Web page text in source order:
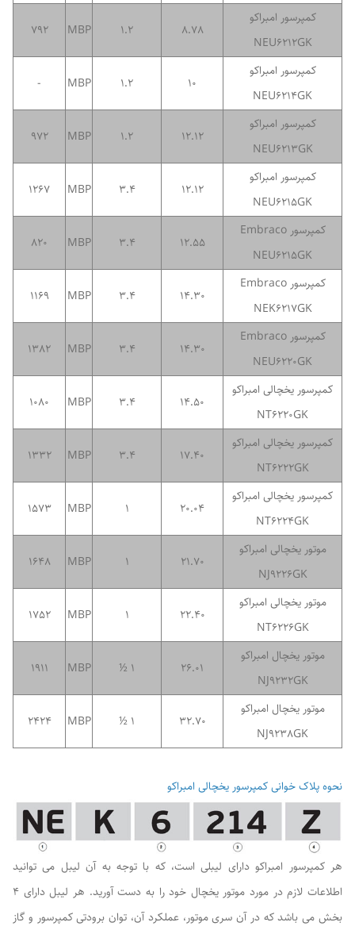
کمپرسور امبراکو
NEU6212GK
8.78
1.2
MBP
792
کمپرسور امبراکو
NEU6214GK
10
1.2
MBP
-
کمپرسور امبراکو
NEU6213GK
12.12
1.2
MBP
972
کمپرسور امبراکو
NEU6215GK
12.12
3.4
MBP
1267
کمپرسور Embraco
NEU6215GK
12.55
3.4
MBP
820
کمپرسور Embraco
NEK6217GK
14.30
3.4
MBP
1169
کمپرسور Embraco
NEU6220GK
14.30
3.4
MBP
1382
کمپرسور یخچالی امبراکو
NT6220GK
14.50
3.4
MBP
1080
کمپرسور یخچالی امبراکو
NT6222GK
17.40
3.4
MBP
1332
کمپرسور یخچالی امبراکو
NT6224GK
20.04
1
MBP
1573
موتور یخچالی امبراکو
NJ9226GK
21.70
1
MBP
1648
موتور یخچالی امبراکو
NT6226GK
22.40
1
MBP
1752
موتور یخچال امبراکو
NJ9232GK
26.01
1 ½
MBP
1911
موتور یخچال امبراکو
NJ9238GK
32.70
1 ½
MBP
2424
نحوه پلاک خوانی کمپرسور یخچالی امبراکو
هر کمپرسور امبراکو دارای لیبلی است، که با توجه به آن لیبل می توانید
اطلاعات لازم در مورد موتور یخچال خود را به دست آورید. هر لیبل دارای 4
بخش می باشد که در آن سری موتور، عملکرد آن، توان برودتی کمپرسور و گاز